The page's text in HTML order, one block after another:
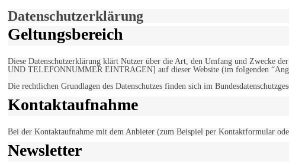
Datenschutzerklärung
Geltungsbereich
Diese Datenschutzerklärung klärt Nutzer über die Art, den Umfang und Zwecke
UND TELEFONNUMMER EINTRAGEN] auf dieser Website (im folgenden
Die rechtlichen Grundlagen des Datenschutzes finden sich im
Kontaktaufnahme
Bei der Kontaktaufnahme mit dem Anbieter (zum Beispiel per Kontaktformular
Newsletter